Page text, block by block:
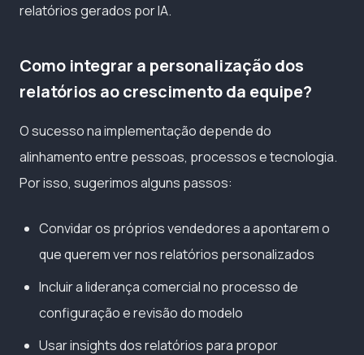
relatórios gerados por IA.
Como integrar a personalização dos
relatórios ao crescimento da equipe?
O sucesso na implementação depende do
alinhamento entre pessoas, processos e tecnologia.
Por isso, sugerimos alguns passos:
Convidar os próprios vendedores a apontarem o
que querem ver nos relatórios personalizados
Incluir a liderança comercial no processo de
configuração e revisão do modelo
Usar insights dos relatórios para propor